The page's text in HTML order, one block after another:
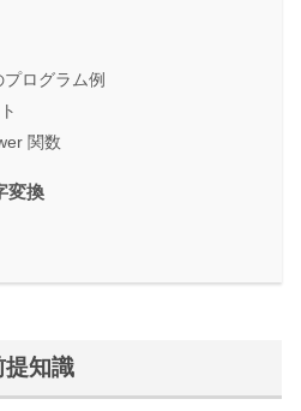
ログラム例
関数
変換
提知識